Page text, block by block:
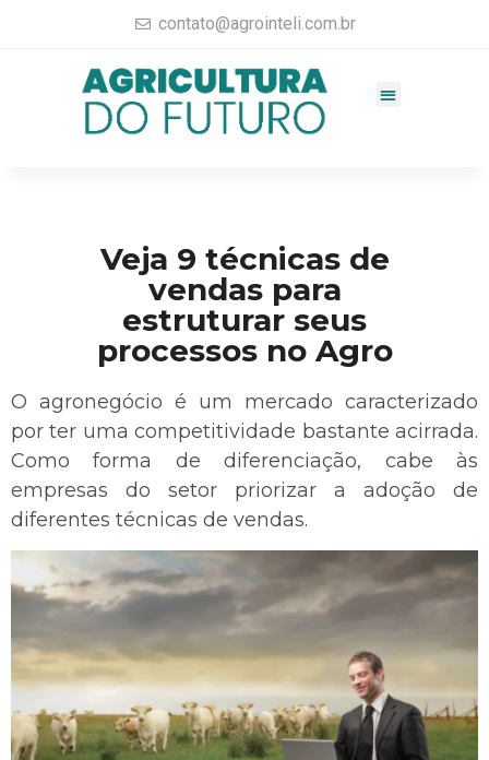
contato@agrointeli.com.br
Veja 9 técnicas de
vendas para
estruturar seus
processos no Agro
O agronegócio é um mercado caracterizado
por ter uma competitividade bastante acirrada.
Como forma de diferenciação, cabe às
empresas do setor priorizar a adoção de
diferentes técnicas de vendas.